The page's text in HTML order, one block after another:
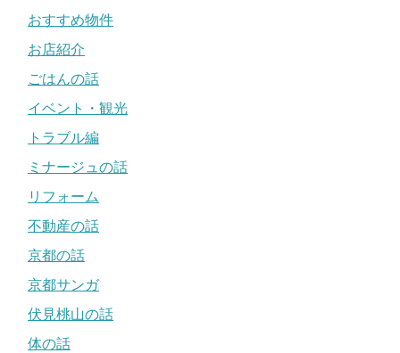
おすすめ物件
お店紹介
ごはんの話
イベント・観光
トラブル編
ミナージュの話
リフォーム
不動産の話
京都の話
京都サンガ
伏見桃山の話
体の話